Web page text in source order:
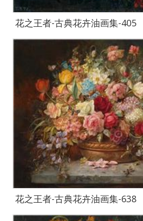
花之王者-古典花卉油画集-405
花之王者-古典花卉油画集-638